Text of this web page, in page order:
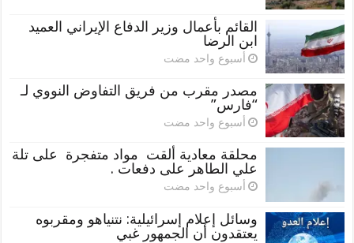
القائم بأعمال وزير الدفاع الإيراني العميد
ابن الرضا
‏أسبوع واحد مضت
مصدر مقرب من فريق التفاوض النووي لـ
“فارس”
‏أسبوع واحد مضت
محلقة معادية ألقت مواد متفجرة على تلة
علي الطاهر على دفعات .
‏أسبوع واحد مضت
وسائل إعلام إسرائيلية: نتنياهو ومقربوه
يعتقدون أن الجمهور غبي